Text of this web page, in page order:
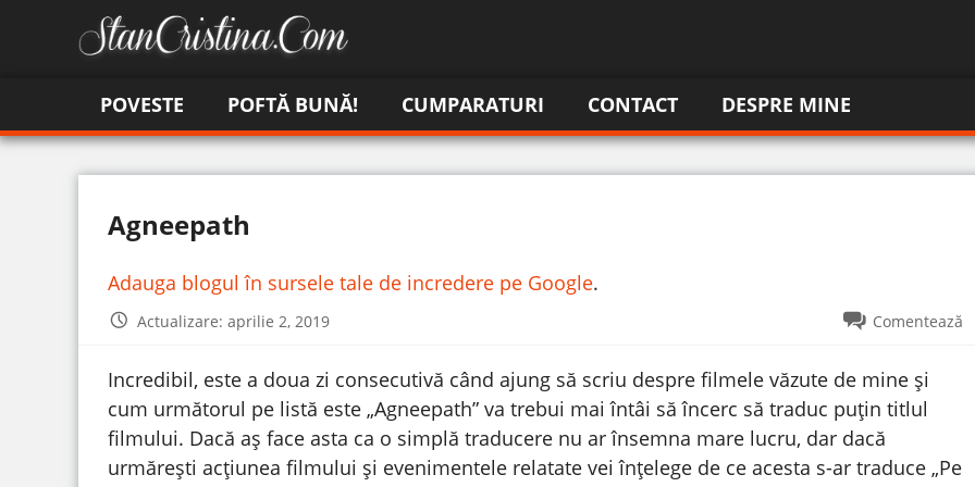
POVESTE POFTĂ BUNĂ! CUMPARATURI CONTACT DESPRE MINE
Agneepath
Adauga blogul în sursele tale de incredere pe Google.
Actualizare: aprilie 2, 2019 Comentează
Incredibil, este a doua zi consecutivă când ajung să scriu despre filmele văzute de mine și
cum următorul pe listă este „Agneepath” va trebui mai întâi să încerc să traduc puțin titlul
filmului. Dacă aș face asta ca o simplă traducere nu ar însemna mare lucru, dar dacă
urmărești acțiunea filmului și evenimentele relatate vei înțelege de ce acesta s-ar traduce „Pe